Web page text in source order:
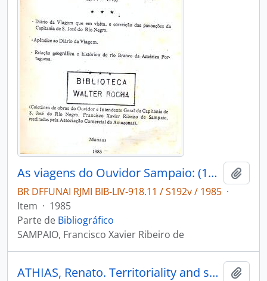
As viagens do Ouvidor Sampaio: (1774-1775).
BR DFFUNAI RJMI BIB-LIV-918.11 / S192v / 1985 ·
Item · 1985
Parte de Bibliográfico
SAMPAIO, Francisco Xavier Ribeiro de
ATHIAS, Renato. Territoriality and space among the Hupd´äh and Tukano of the River Uaupés Basin [Estudios Latinoamericanos]